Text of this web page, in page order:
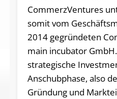
CommerzVentures
somit vom
2014 gegründeten
main incubator
strategische
Anschubphase, also
Gründung und